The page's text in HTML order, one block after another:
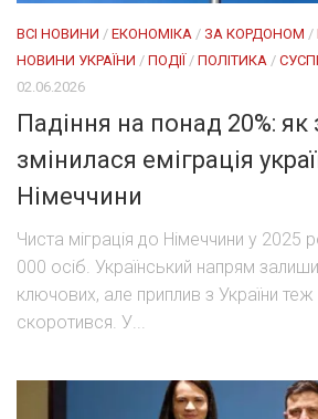
ВСІ НОВИНИ / ЕКОНОМІКА / ЗА КОРДОНОМ /
НОВИНИ УКРАЇНИ / ПОДІЇ / ПОЛІТИКА /
02.06.2026
Падіння на понад 20%: як
змінилася еміграція
Німеччини
Чиста міграція до Німеччини у 2025
000 осіб. Український напрям
ключових, але приплив з України теж
скоротився. У...